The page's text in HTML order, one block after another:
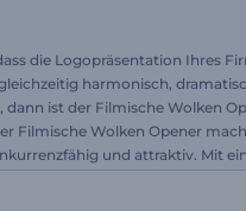
die Logopräsentation Ihres
harmonisch,
ist der Filmische Wolken
Filmische Wolken Opener
und attraktiv. Mit
Sound-Effekten wie im Kono
Opener bei Hochzeiten,